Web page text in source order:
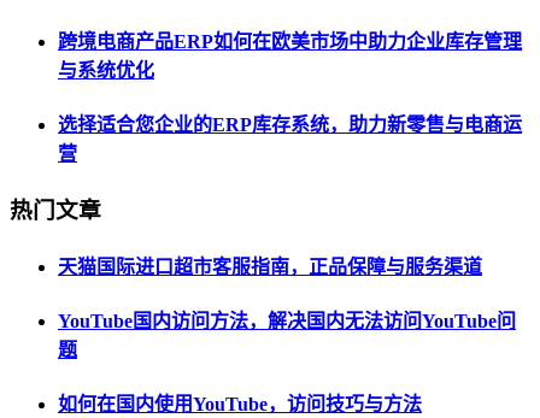
跨境电商产品ERP如何在欧美市场中助力企业库存管理
与系统优化
选择适合您企业的ERP库存系统，助力新零售与电商运
营
热门文章
天猫国际进口超市客服指南，正品保障与服务渠道
YouTube国内访问方法，解决国内无法访问YouTube问
题
如何在国内使用YouTube，访问技巧与方法